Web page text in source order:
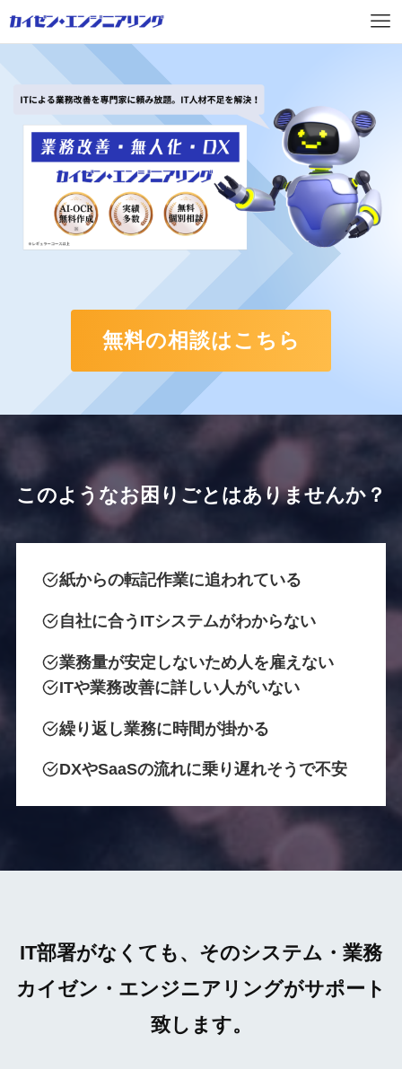
無料の相談はこちら
このようなお困りごとはありませんか？
紙からの転記作業に追われている
自社に合うITシステムがわからない
業務量が安定しないため人を雇えない
ITや業務改善に詳しい人がいない
繰り返し業務に時間が掛かる
DXやSaaSの流れに乗り遅れそうで不安
IT部署がなくても、そのシステム・業務
カイゼン・エンジニアリングがサポート
致します。